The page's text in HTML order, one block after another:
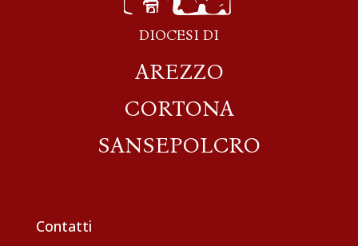
DIOCESI DI
AREZZO
CORTONA
SANSEPOLCRO
Contatti